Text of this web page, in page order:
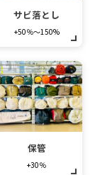
サビ落とし
+50％～150%
保管
+30％